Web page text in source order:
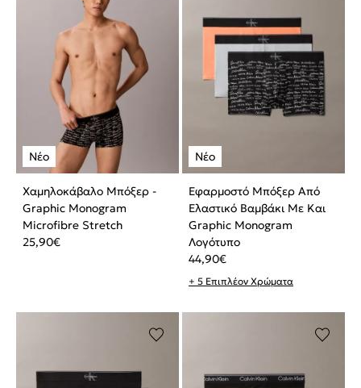
Χαμηλοκάβαλο Μπόξερ -
Graphic Monogram
Microfibre Stretch
25,90€
Εφαρμοστό Μπόξερ Από
Ελαστικό Βαμβάκι Με Και
Graphic Monogram
Λογότυπο
44,90€
+ 5 Επιπλέον Χρώματα